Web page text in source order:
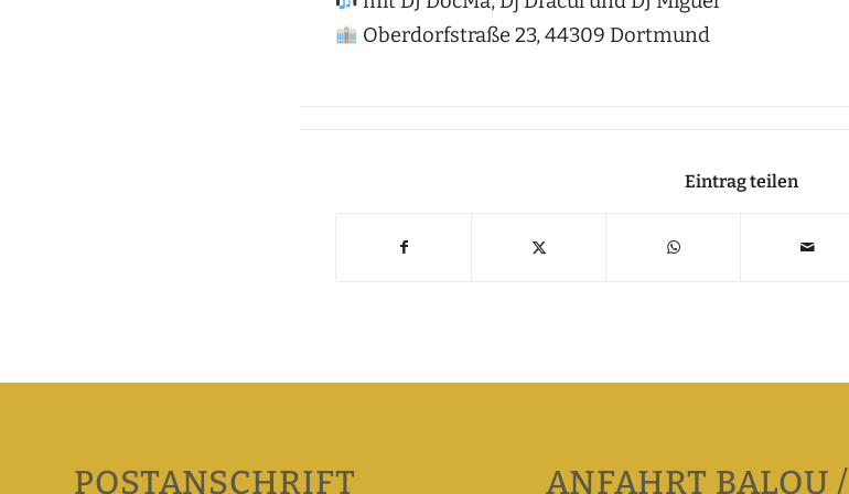
Oberdorfstraße 23, 44309 Dortmund
Eintrag teilen
POSTANSCHRIFT ANFAHRT BALOU /